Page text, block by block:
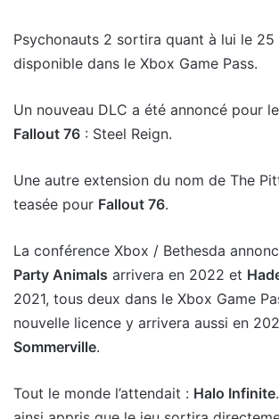
Psychonauts 2 sortira quant à lui le 25
disponible dans le Xbox Game Pass.
Un nouveau DLC a été annoncé pour
Fallout 76 : Steel Reign.
Une autre extension du nom de The
teasée pour Fallout 76.
La conférence Xbox / Bethesda
Party Animals arrivera en 2022 et
2021, tous deux dans le Xbox Game
nouvelle licence y arrivera aussi en
Sommerville.
Tout le monde l’attendait : Halo Infinite